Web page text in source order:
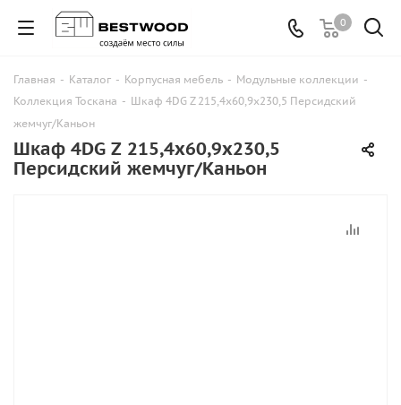
0
Главная - Каталог - Корпусная мебель - Модульные коллекции -
Коллекция Тоскана - Шкаф 4DG Z 215,4х60,9х230,5 Персидский
жемчуг/Каньон
Шкаф 4DG Z 215,4х60,9х230,5
Персидский жемчуг/Каньон